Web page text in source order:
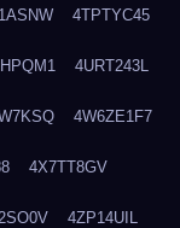
4TPTYC45
4URT243L
4W6ZE1F7
4X7TT8GV
4ZP14UIL